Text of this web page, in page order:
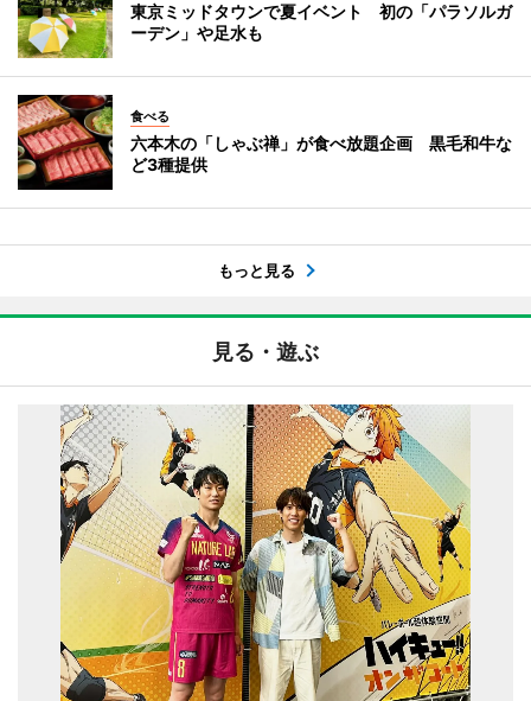
東京ミッドタウンで夏イベント 初の「パラソルガ
ーデン」や足水も
食べる
六本木の「しゃぶ禅」が食べ放題企画 黒毛和牛な
ど3種提供
もっと見る
見る・遊ぶ